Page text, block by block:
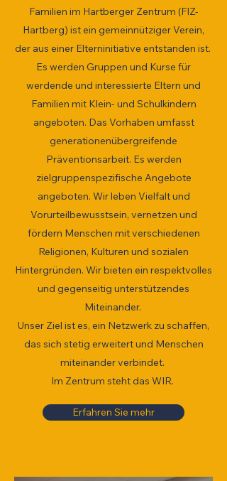
Familien im Hartberger Zentrum (FIZ-
Hartberg) ist ein gemeinnütziger Verein,
der aus einer Elterninitiative entstanden ist.
Es werden Gruppen und Kurse für
werdende und interessierte Eltern und
Familien mit Klein- und Schulkindern
angeboten. Das Vorhaben umfasst
generationenübergreifende
Präventionsarbeit. Es werden
zielgruppenspezifische Angebote
angeboten. Wir leben Vielfalt und
Vorurteilbewusstsein, vernetzen und
fördern Menschen mit verschiedenen
Religionen, Kulturen und sozialen
Hintergründen. Wir bieten ein respektvolles
und gegenseitig unterstützendes
Miteinander.
Unser Ziel ist es, ein Netzwerk zu schaffen,
das sich stetig erweitert und Menschen
miteinander verbindet.
Im Zentrum steht das WIR.
Erfahren Sie mehr